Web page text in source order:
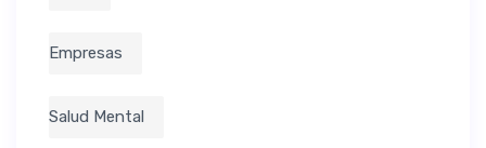
Empresas
Salud Mental